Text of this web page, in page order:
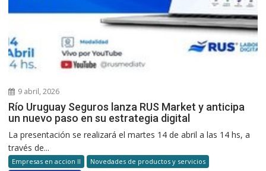
9 abril, 2026
Río Uruguay Seguros lanza RUS Market y anticipa
un nuevo paso en su estrategia digital
La presentación se realizará el martes 14 de abril a las 14 hs, a
través de...
Empresas en accion II
Novedades de productos y servicios